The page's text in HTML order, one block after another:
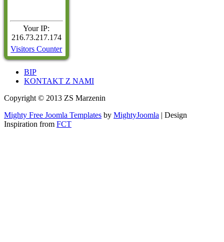
Your IP:
216.73.217.174
Visitors Counter
BIP
KONTAKT Z NAMI
Copyright © 2013 ZS Marzenin
Mighty Free Joomla Templates by MightyJoomla | Design
Inspiration from FCT